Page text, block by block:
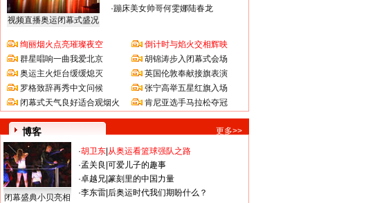
视频直播奥运闭幕式盛况
·蹦床美女帅哥何雯娜陆春龙
绚丽烟火点亮璀璨夜空
群星唱响一曲我爱北京
奥运主火炬台缓缓熄灭
罗格致辞再秀中文问候
闭幕式天气良好适合观烟火
倒计时与焰火交相辉映
胡锦涛步入闭幕式会场
英国伦敦奉献接旗表演
张宁高举五星红旗入场
肯尼亚选手马拉松夺冠
博客 更多>>
闭幕盛典小贝亮相
·胡卫东 从奥运看篮球强队之路
·孟关良 可爱儿子的趣事
·卓越兄 篆刻里的中国力量
·李东雷 后奥运时代我们期盼什么？